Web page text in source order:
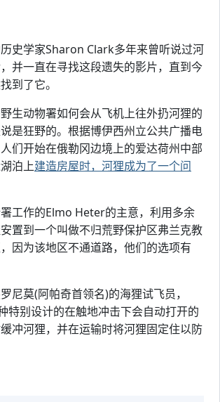
史学家Sharon Clark多年来曾听说过河
并一直在寻找这段遗失的影片，直到今
到了它。
生动物署如何会从飞机上往外扔河狸的
是狂野的。根据博伊西州立公共广播电
们开始在俄勒冈边境上的爱达荷州中部
泊上建造房屋时，河狸成为了一个问
工作的Elmo Heter的主意，利用多余
置到一个叫做不归荒野保护区弗兰克教
因为该地区不通道路，他们的选项有
尼莫(阿帕奇首领名)的海狸试飞员，
特别设计的在触地冲击下会自动打开的
冲河狸，并在运输时将河狸固定住以防